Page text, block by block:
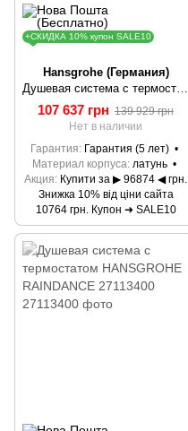
+СКИДКА 10% купон SALE10
Hansgrohe (Германия)
107 637 грн 139 929 грн
Нет в наличии
Гарантия
Гарантия (5 лет)
Материал корпуса латунь
Акция
Купити за ▶ 96874 ◀ грн.
Знижка 10% від ціни сайта
10764 грн. Купон ➜ SALE10